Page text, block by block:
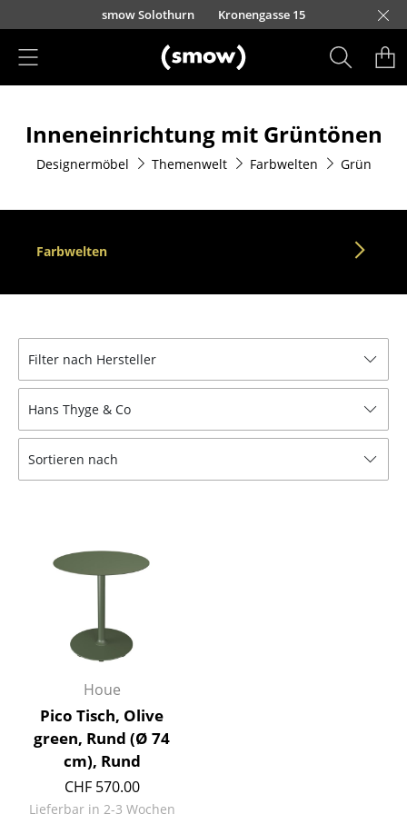
Direkt zum Inhaltsmow Solothurn Kronengasse 15
Sitzmöbel
Esszimmerstühle
Sofas
Sessel
Freischwinger
Barhocker
Hocker
Bänke & Liegen
Kinderstühle
Bürodrehstühle
Konferenzstühle
Bürosessel
Einzelteile
... alle Sitzmöbel
Inneneinrichtung mit Grüntönen
Designermöbel Themenwelt Farbwelten Grün
Farbwelten
Filter nach Hersteller
Hans Thyge & Co
Sortieren nach
Houe
Pico Tisch, Olive
green, Rund (Ø 74
cm), Rund
CHF 570.00
Lieferbar in 2-3 Wochen